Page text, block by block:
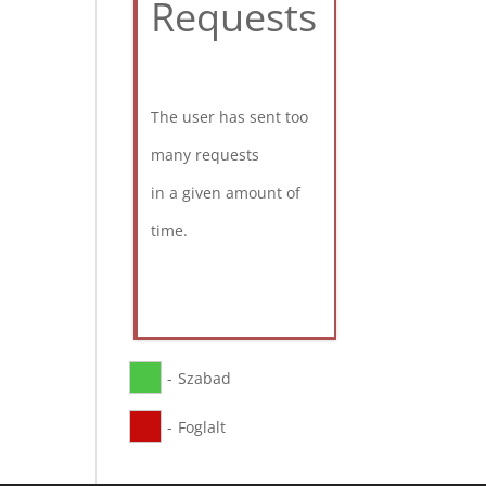
Requests
The user has sent too
many requests
in a given amount of
time.
- Szabad
- Foglalt